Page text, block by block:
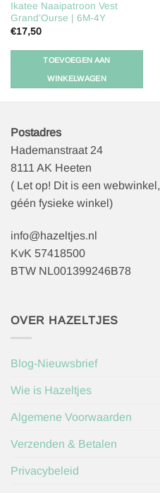
Ikatee Naaipatroon Vest
Grand’Ourse | 6M-4Y
€17,50
TOEVOEGEN AAN
WINKELWAGEN
Postadres
Hademanstraat 24
8111 AK Heeten
( Let op! Dit is een webwinkel,
géén fysieke winkel)
info@hazeltjes.nl
KvK 57418500
BTW NL001399246B78
OVER HAZELTJES
Blog-Nieuwsbrief
Wie is Hazeltjes
Algemene Voorwaarden
Verzenden & Betalen
Privacybeleid